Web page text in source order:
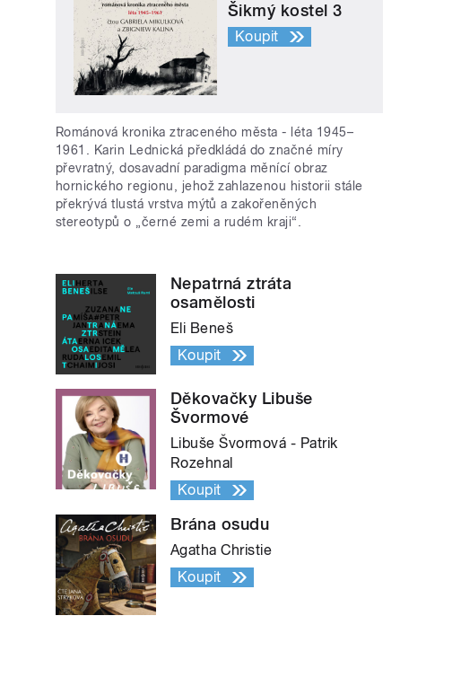
Šikmý kostel 3
Koupit
Románová kronika ztraceného města - léta 1945–
1961. Karin Lednická předkládá do značné míry
převratný, dosavadní paradigma měnící obraz
hornického regionu, jehož zahlazenou historii stále
překrývá tlustá vrstva mýtů a zakořeněných
stereotypů o „černé zemi a rudém kraji“.
Nepatrná ztráta
osamělosti
Eli Beneš
Koupit
Děkovačky Libuše
Švormové
Libuše Švormová - Patrik
Rozehnal
Koupit
Brána osudu
Agatha Christie
Koupit